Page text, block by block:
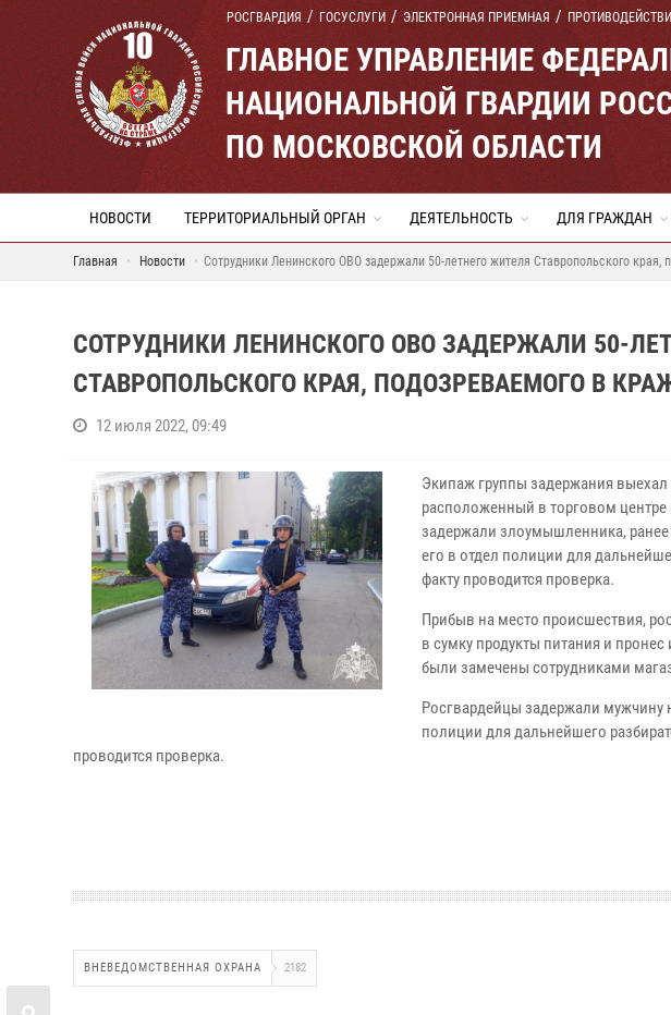
РОСГВАРДИЯ ГОСУСЛУГИ ЭЛЕКТРОННАЯ ПРИЕМНАЯ
ГЛАВНОЕ УПРАВЛЕНИЕ
НАЦИОНАЛЬНОЙ ГВАРДИИ
ПО МОСКОВСКОЙ ОБЛАСТИ
НОВОСТИ ТЕРРИТОРИАЛЬНЫЙ ОРГАН ДЕЯТЕЛЬНОСТЬ ДЛЯ ГРАЖДАН
Главная Новости Сотрудники Ленинского ОВО задержали 50-летнего жителя Ставропольского края,
СОТРУДНИКИ ЛЕНИНСКОГО ОВО ЗАДЕРЖАЛИ 50-
СТАВРОПОЛЬСКОГО КРАЯ, ПОДОЗРЕВАЕМОГО В
12 июля 2022, 09:49
Экипаж группы задержания выехал
расположенный в торговом
задержали злоумышленника, ранее
его в отдел полиции для
факту проводится проверка.
Прибыв на место происшествия,
в сумку продукты питания и
были замечены сотрудниками
Росгвардейцы задержали мужчину
полиции для дальнейшего
проводится проверка.
ВНЕВЕДОМСТВЕННАЯ ОХРАНА 2182